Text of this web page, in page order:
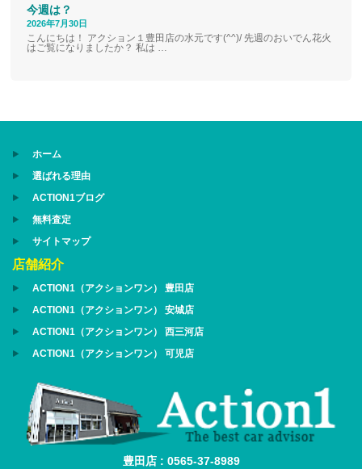
今週は？
2026年7月30日
こんにちは！ アクション１豊田店の水元です(^^)/ 先週のおいでん花火
はご覧になりましたか？ 私は …
ホーム
選ばれる理由
ACTION1ブログ
無料査定
サイトマップ
店舗紹介
ACTION1（アクションワン） 豊田店
ACTION1（アクションワン） 安城店
ACTION1（アクションワン） 西三河店
ACTION1（アクションワン） 可児店
豊田店 : 0565-37-8989